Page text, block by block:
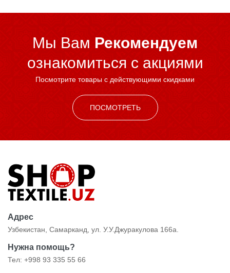
Мы Вам Рекомендуем
ознакомиться c акциями
Посмотрите товары с действующими скидками
ПОСМОТРЕТЬ
Адрес
Узбекистан, Самарканд, ул. У.У.Джуракулова 166а.
Нужна помощь?
Тел: +998 93 335 55 66